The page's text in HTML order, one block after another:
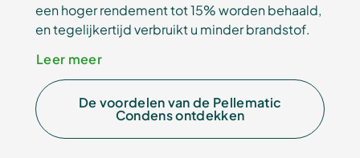
een hoger rendement tot 15% worden behaald,
en tegelijkertijd verbruikt u minder brandstof.
Leer meer
De voordelen van de Pellematic
Condens ontdekken